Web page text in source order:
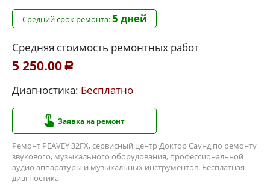
Средний срок ремонта:5 дней
Средняя стоимость ремонтных работ
5 250.00 Р
Диагностика: Бесплатно
Заявка на ремонт
Ремонт PEAVEY 32FX, сервисный центр Доктор Саунд по ремонту
звукового, музыкального оборудования, профессиональной
аудио аппаратуры и музыкальных инструментов. Бесплатная
диагностика